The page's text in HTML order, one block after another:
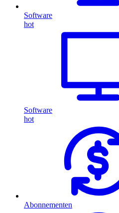
Software
hot
Software
hot
Abonnementen